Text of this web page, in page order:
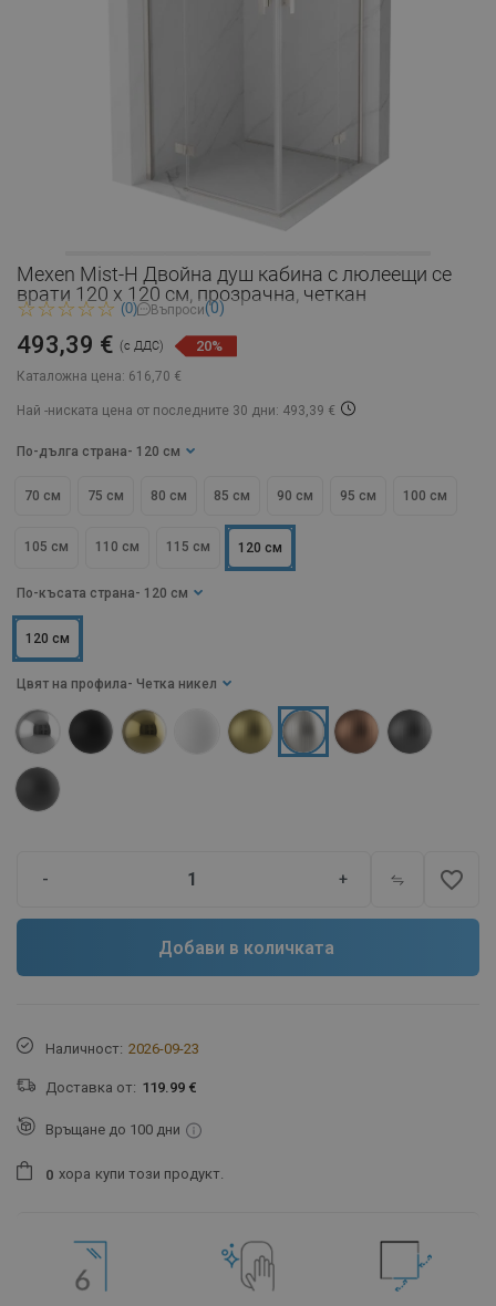
Mexen Mist-H Двойна душ кабина с люлеещи се
врати 120 x 120 см, прозрачна, четкан
(0) Въпроси(0)
Каталожна цена: 616,70 €
493,39 € (с ДДС) 20%
Най -ниската цена от последните 30 дни: 493,39 €
По-дълга страна - 120 см
70 см 75 см 80 см 85 см 90 см 95 см 100 см
105 см 110 см 115 см 120 см
По-късата страна - 120 см
120 см
Цвят на профила - Четка никел
- + favorite_border
Добави в количката
Наличност: 2026-09-23
Доставка от: 119.99 €
Връщане до 100 дни
0 хора купи този продукт.